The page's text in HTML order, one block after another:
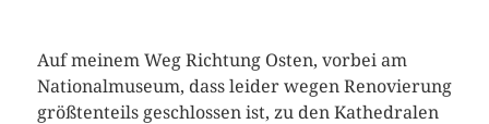
Auf meinem Weg Richtung Osten, vorbei am
Nationalmuseum, dass leider wegen Renovierung
größtenteils geschlossen ist, zu den Kathedralen